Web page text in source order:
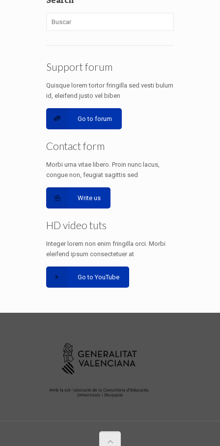
Support forum
Quisque lorem tortor fringilla sed vesti bulum
id, eleifend justo vel biben
Go to forum
Contact form
Morbi urna vitae libero. Proin nunc lacus,
congue non, feugiat sagittis sed
Write us
HD video tuts
Integer lorem non enim fringilla orci. Morbi
eleifend ipsum consectetuer at
Go to YouTube